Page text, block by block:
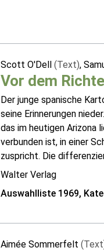
Scott O'Dell (Text),
Vor dem
Der junge spanische
seine Erinnerungen
das im heutigen Arizona
verbunden ist, in einer
zuspricht. Die
Walter Verlag
Auswahlliste 1969,
Aimée Sommerfelt